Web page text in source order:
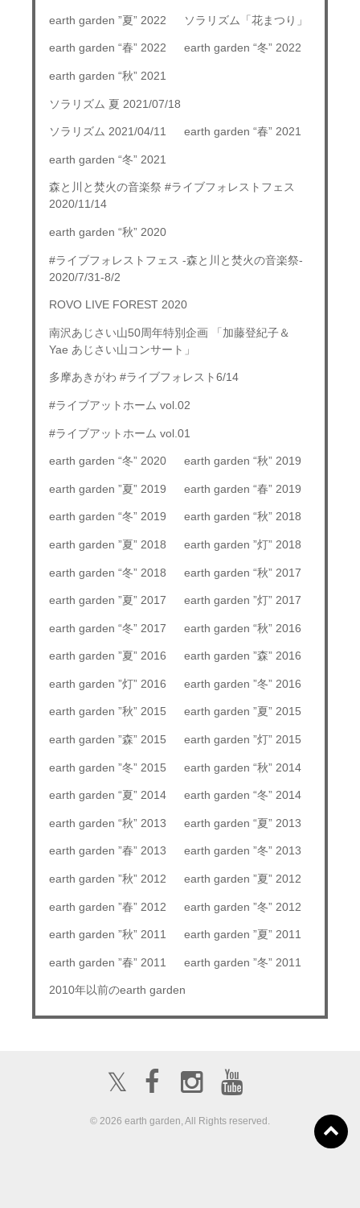
earth garden ”夏” 2022 ソラリズム「花まつり」
earth garden “春” 2022 earth garden “冬” 2022
earth garden “秋” 2021
ソラリズム 夏 2021/07/18
ソラリズム 2021/04/11 earth garden “春” 2021
earth garden “冬” 2021
森と川と焚火の音楽祭 #ライブフォレストフェス
2020/11/14
earth garden “秋” 2020
#ライブフォレストフェス -森と川と焚火の音楽祭-
2020/7/31-8/2
ROVO LIVE FOREST 2020
南沢あじさい山50周年特別企画 「加藤登紀子＆
Yae あじさい山コンサート」
多摩あきがわ #ライブフォレスト6/14
#ライブアットホーム vol.02
#ライブアットホーム vol.01
earth garden “冬” 2020 earth garden “秋” 2019
earth garden ”夏” 2019 earth garden “春” 2019
earth garden “冬” 2019 earth garden “秋” 2018
earth garden ”夏” 2018 earth garden ”灯” 2018
earth garden “冬” 2018 earth garden “秋” 2017
earth garden ”夏” 2017 earth garden ”灯” 2017
earth garden “冬” 2017 earth garden “秋” 2016
earth garden ”夏” 2016 earth garden ”森” 2016
earth garden ”灯” 2016 earth garden ”冬” 2016
earth garden ”秋” 2015 earth garden ”夏” 2015
earth garden ”森” 2015 earth garden ”灯” 2015
earth garden ”冬” 2015 earth garden “秋” 2014
earth garden “夏” 2014 earth garden “冬” 2014
earth garden “秋” 2013 earth garden “夏” 2013
earth garden ”春” 2013 earth garden ”冬” 2013
earth garden ”秋” 2012 earth garden ”夏” 2012
earth garden ”春” 2012 earth garden ”冬” 2012
earth garden ”秋” 2011 earth garden ”夏” 2011
earth garden ”春” 2011 earth garden ”冬” 2011
2010年以前のearth garden
𝕏
© 2026 earth garden, All Rights reserved.